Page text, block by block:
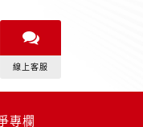
線上客服
專欄